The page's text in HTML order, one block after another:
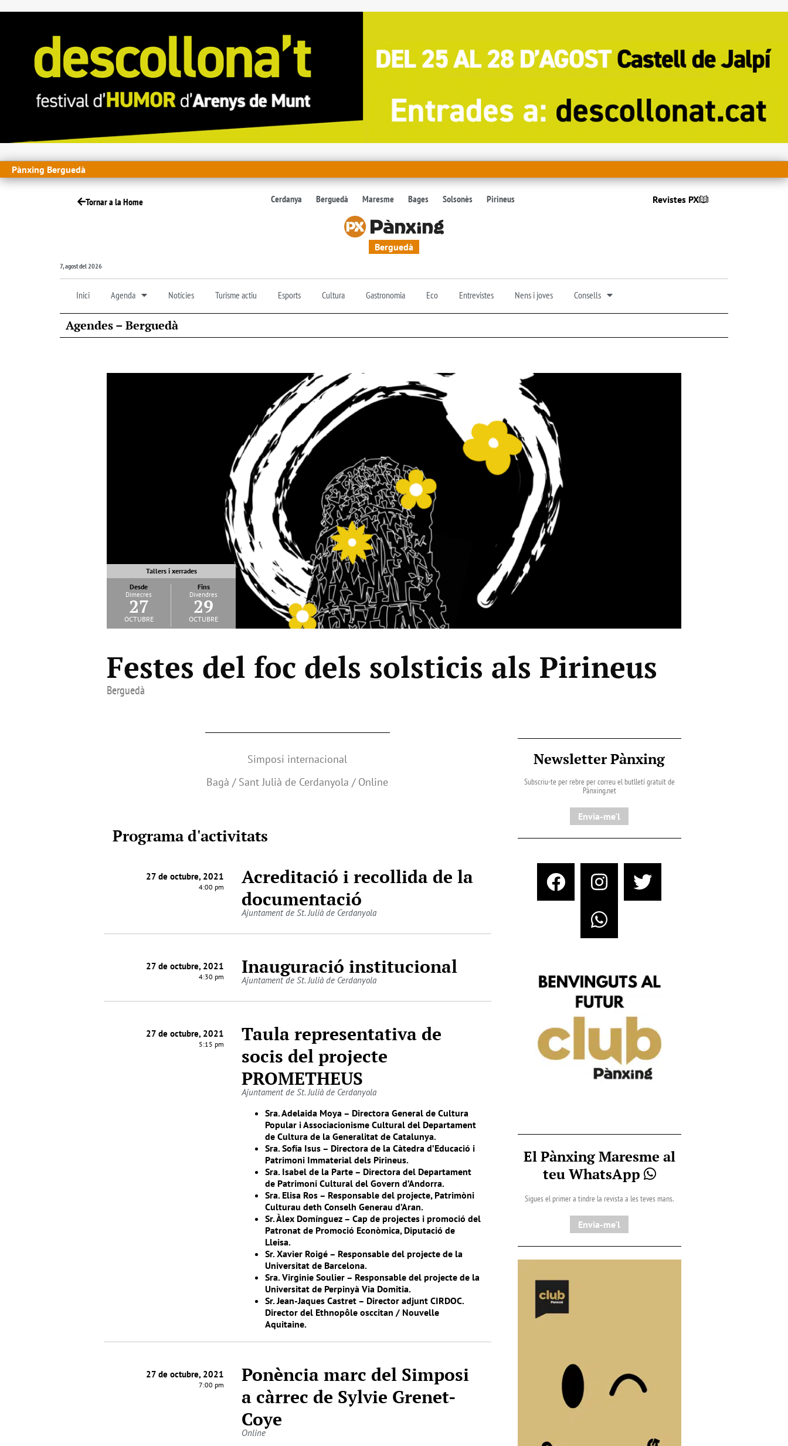
Pànxing Berguedà
Tornar a la Home Cerdanya Berguedà Maresme Bages Solsonès Pirineus Revistes PX
Berguedà
7, agost del 2026
Inici Agenda Notícies Turisme actiu Esports Cultura Gastronomia Eco Entrevistes Nens i joves Consells
Agendes – Berguedà
Tallers i xerrades
Desde
Dimecres
27
octubre
Fins
Divendres
29
octubre
Festes del foc dels solsticis als Pirineus
Berguedà
Simposi internacional
Bagà / Sant Julià de Cerdanyola / Online
Programa d'activitats
27 de octubre, 2021
4:00 pm
Acreditació i recollida de la
documentació
Ajuntament de St. Julià de Cerdanyola
27 de octubre, 2021
4:30 pm Inauguració institucional
Ajuntament de St. Julià de Cerdanyola
27 de octubre, 2021
5:15 pm
Taula representativa de
socis del projecte
PROMETHEUS
Ajuntament de St. Julià de Cerdanyola
Sra. Adelaida Moya – Directora General de Cultura
Popular i Associacionisme Cultural del Departament
de Cultura de la Generalitat de Catalunya.
Sra. Sofía Isus – Directora de la Càtedra d’Educació i
Patrimoni Immaterial dels Pirineus.
Sra. Isabel de la Parte – Directora del Departament
de Patrimoni Cultural del Govern d’Andorra.
Sra. Elisa Ros – Responsable del projecte, Patrimòni
Culturau deth Conselh Generau d’Aran.
Sr. Àlex Domínguez – Cap de projectes i promoció del
Patronat de Promoció Econòmica, Diputació de
Lleisa.
Sr. Xavier Roigé – Responsable del projecte de la
Universitat de Barcelona.
Sra. Virginie Soulier – Responsable del projecte de la
Universitat de Perpinyà Via Domitia.
Sr. Jean-Jaques Castret – Director adjunt CIRDOC.
Director del Ethnopôle osccitan / Nouvelle
Aquitaine.
27 de octubre, 2021
7:00 pm
Ponència marc del Simposi
a càrrec de Sylvie Grenet-
Coye
Online
Newsletter Pànxing
Subscriu-te per rebre per correu el butlletí gratuït de
Pànxing.net​
Envia-me'l
El Pànxing Maresme al
teu WhatsApp
Sigues el primer a tindre la revista a les teves mans.
Envia-me'l